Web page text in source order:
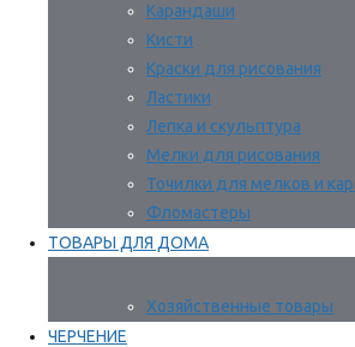
Карандаши
Кисти
Краски для рисования
Ластики
Лепка и скульптура
Мелки для рисования
Точилки для мелков и
Фломастеры
ТОВАРЫ ДЛЯ ДОМА
Хозяйственные товары
ЧЕРЧЕНИЕ